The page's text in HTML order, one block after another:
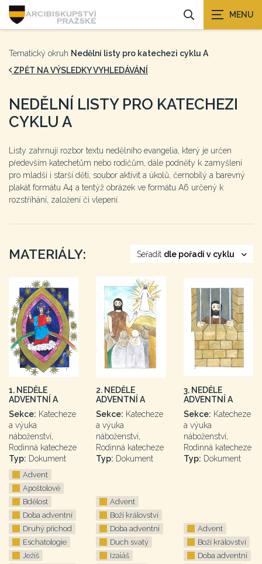
Tematický okruh Nedělní listy pro katechezi cyklu A
ZPĚT NA VÝSLEDKY VYHLEDÁVÁNÍ
NEDĚLNÍ LISTY PRO KATECHEZI
CYKLU A
Listy zahrnují rozbor textu nedělního evangelia, který je určen
především katechetům nebo rodičům, dále podněty k zamyšlení
pro mladší i starší děti, soubor aktivit a úkolů, černobílý a barevný
plakát formátu A4 a tentýž obrázek ve formátu A6 určený k
rozstříhání, založení či vlepení.
MATERIÁLY: Seřadit dle pořadí v cyklu
1. NEDĚLE
ADVENTNÍ A
Sekce: Katecheze
a výuka
náboženství,
Rodinná katecheze
Typ: Dokument
Advent
Apoštolové
Bdělost
Doba adventní
Druhý příchod
Eschatologie
Ježíš
2. NEDĚLE
ADVENTNÍ A
Sekce: Katecheze
a výuka
náboženství,
Rodinná katecheze
Typ: Dokument
Advent
Boží království
Doba adventní
Duch svatý
Izaiáš
3. NEDĚLE
ADVENTNÍ A
Sekce: Katecheze
a výuka
náboženství,
Rodinná katecheze
Typ: Dokument
Advent
Boží království
Doba adventní